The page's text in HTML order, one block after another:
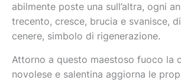
abilmente poste una sull’altra, ogni
trecento, cresce, brucia e svanisce,
cenere, simbolo di rigenerazione.
Attorno a questo maestoso fuoco la
novolese e salentina aggiorna le